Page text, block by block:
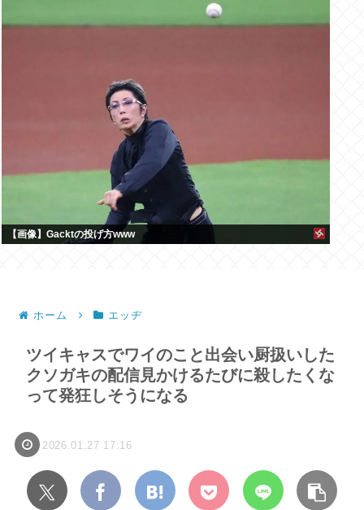
【画像】Gacktの投げ方www
ホーム エッヂ
ツイキャスでワイのこと出会い厨扱いした
クソガキの配信見かけるたびに殺したくな
って発狂しそうになる
2026.01.27 17:16